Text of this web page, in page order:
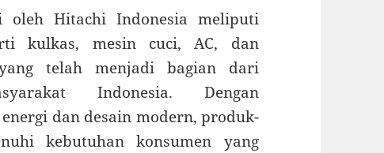
oleh Hitachi Indonesia meliputi
kulkas, mesin cuci, AC, dan
telah menjadi bagian dari
Indonesia. Dengan
dan desain modern, produk-
kebutuhan konsumen yang